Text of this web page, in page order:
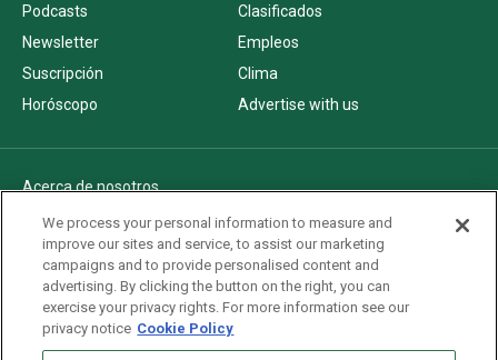
Podcasts
Clasificados
Newsletter
Empleos
Suscripción
Clima
Horóscopo
Advertise with us
Acerca de nosotros
Politica de privacidad
Pautas Editoriales
AdChoices
Advertise with us
Newsletters
We process your personal information to measure and
improve our sites and service, to assist our marketing
campaigns and to provide personalised content and
advertising. By clicking the button on the right, you can
exercise your privacy rights. For more information see our
privacy notice Cookie Policy